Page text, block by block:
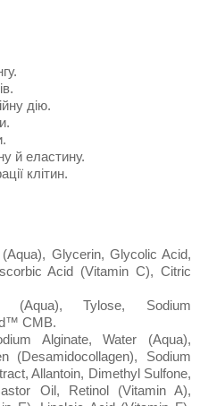
дію.
й еластину.
клітин.
(Aqua), Glycerin, Glycolic Acid,
Acid (Vitamin C), Citric
(Aqua), Tylose, Sodium
CMB.
Alginate, Water (Aqua),
(Desamidocollagen), Sodium
Allantoin, Dimethyl Sulfone,
Oil, Retinol (Vitamin A),